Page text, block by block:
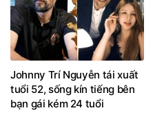
Johnny Trí Nguyễn tái xuất
tuổi 52, sống kín tiếng bên
bạn gái kém 24 tuổi